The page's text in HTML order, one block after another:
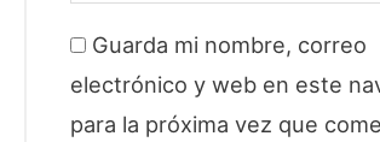
Guarda mi nombre, correo
electrónico y web en este
para la próxima vez que